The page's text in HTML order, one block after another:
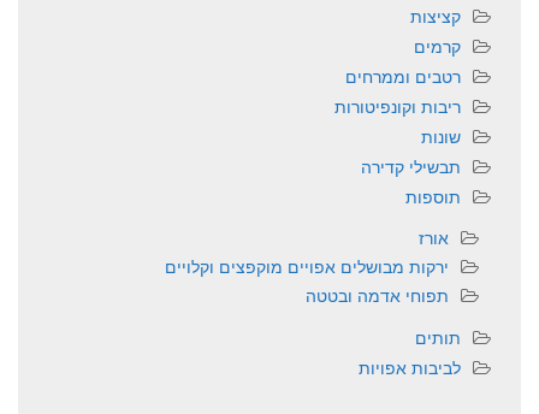
קציצות
קרמים
רטבים וממרחים
ריבות וקונפיטורות
שונות
תבשילי קדירה
תוספות
אורז
ירקות מבושלים אפויים מוקפצים וקלויים
תפוחי אדמה ובטטה
תותים
לביבות אפויות